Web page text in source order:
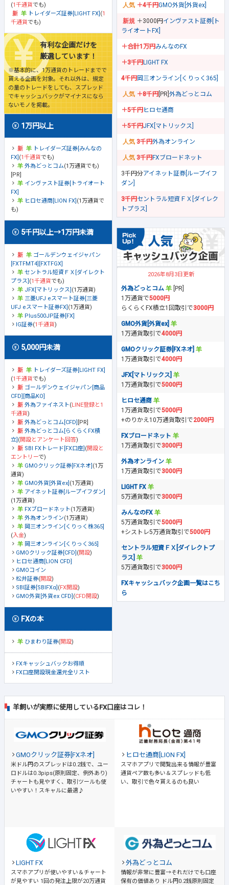
(1千通貨でも)
トレイダーズ証券[LIGHT FX] (1
千通貨でも)
有利な企画だけを
厳選しています！
※基本的に、1万通貨のトレードまでで
貰える企画を対象。それ以外は、規定
の量のトレードをしても、スプレッド
でキャッシュバックがマイナスになら
ないモノを掲載。
1万円以上
トレイダーズ証券[みんなの
FX] (1千通貨でも)
外為どっとコム(1万通貨でも)
[PR]
インヴァスト証券[トライオート
FX]
ヒロセ通商[LION FX] (1万通貨で
も)
5千円以上→1万円未満
ゴールデンウェイジャパン
[FXTFMT4][FXTFGX]
セントラル短資ＦＸ[ダイレクト
プラス] (1千通貨でも)
JFX[マトリックス] (1万通貨)
三菱UFJ eスマート証券[三菱
UFJ eスマート証券FX] (1万通貨)
Plus500JP証券[FX]
IG証券(1千通貨)
5,000円未満
トレイダーズ証券[LIGHT FX]
(1千通貨でも)
ゴールデンウェイジャパン[商品
CFD][商品KO]
外為ファイネスト(LINE登録と1
千通貨)
外為どっとコム[CFD] [PR]
外為どっとコム[らくらくFX積
立] (開設とアンケート回答)
SBI FXトレード[FX口座] (開設と
エントリーで)
GMOクリック証券[FXネオ] (1万
通貨)
GMO外貨[外貨ex] (1万通貨)
アイネット証券[ループイフダン]
(1万通貨)
FXブロードネット(1万通貨)
外為オンライン(1万通貨)
岡三オンライン[くりっく株365]
(入金)
岡三オンライン[くりっく365]
GMOクリック証券[CFD] (開設)
ヒロセ通商[LION CFD]
GMOコイン
松井証券(開設)
SBI証券[SBIFXα] (FX開設)
GMO外貨[外貨ex CFD] (CFD開設)
FXの本
ひまわり証券(開設)
FXキャッシュバックお得順
FX口座開設現金還元全リスト
＋4千円GMO外貨[外貨ex]
＋3000円 インヴァスト証券[ト
ライオートFX]
＋合計1万円みんなのFX
＋3千円LIGHT FX
4千円岡三オンライン[くりっく365]
＋8千円 [PR] 外為どっとコム
＋5千円ヒロセ通商
＋5千円JFX[マトリックス]
3千円外為オンライン
3千円FXブロードネット
3千円分アイネット証券[ループイフ
ダン]
3千円セントラル短資ＦＸ[ダイレク
トプラス]
2026年8月3日更新
外為どっとコム
[PR]
1万通貨で5000円
らくらくFX積立1回取引で3000円
GMO外貨[外貨ex]
1万通貨取引で4000円
GMOクリック証券[FXネオ]
1万通貨取引で4000円
JFX[マトリックス]
1万通貨取引で5000円
ヒロセ通商
1万通貨取引で5000円
+のりかえ10万通貨取引で2000円
FXブロードネット
1万通貨取引で3000円
外為オンライン
1万通貨取引で3000円
LIGHT FX
5万通貨取引で3000円
みんなのFX
5万通貨取引で5000円
+シストレ5万通貨取引で5000円
セントラル短資ＦＸ[ダイレクトプ
ラス]
5万通貨取引で3000円
FXキャッシュバック企画一覧はこち
ら
羊飼いが実際に使用しているFX口座はコレ！
GMOクリック証券[FXネオ]
米ドル円のスプレッドは0.2銭で、ユー
ロドルは0.3pips(原則固定、例外あり)
チャートも見やすく、取引ツールも使
いやすい！スキャルに最適♪
ヒロセ通商[LION FX]
スマホアプリで閲覧出来る情報が豊富
通貨ペア数も多い＆スプレッドも低
い、取引で色々貰えるのも良い
LIGHT FX
スマホアプリが使いやすい＆チャート
が見やすい 1回の発注上限が20万通貨
外為どっとコム
情報が非常に豊富→それだけでも口座
保有の価値あり
ドル円0.2銭原則固定